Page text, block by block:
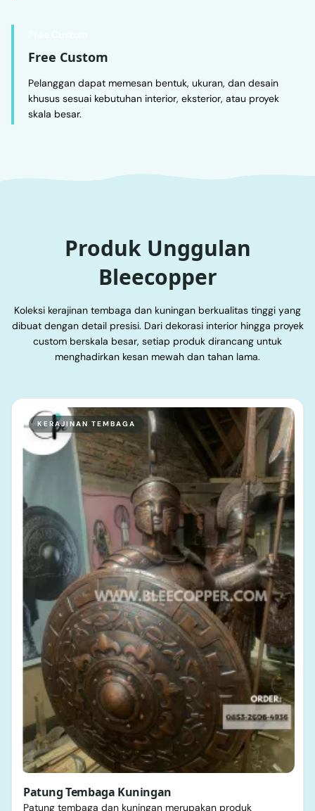
Free Custom
Pelanggan dapat memesan bentuk, ukuran, dan desain
khusus sesuai kebutuhan interior, eksterior, atau proyek
skala besar.
Produk Unggulan
Bleecopper
Koleksi kerajinan tembaga dan kuningan berkualitas tinggi yang
dibuat dengan detail presisi. Dari dekorasi interior hingga proyek
custom berskala besar, setiap produk dirancang untuk
menghadirkan kesan mewah dan tahan lama.
KERAJINAN TEMBAGA
Patung Tembaga Kuningan
Patung tembaga dan kuningan merupakan produk